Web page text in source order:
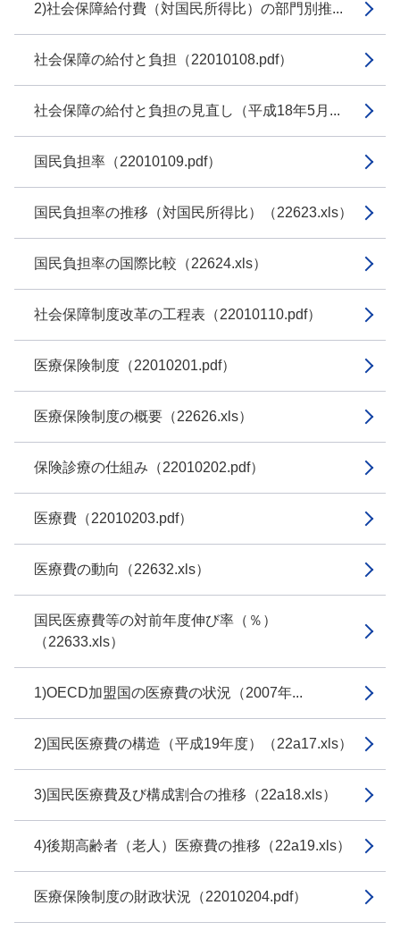
2)社会保障給付費（対国民所得比）の部門別推...
社会保障の給付と負担（22010108.pdf）
社会保障の給付と負担の見直し（平成18年5月...
国民負担率（22010109.pdf）
国民負担率の推移（対国民所得比）（22623.xls）
国民負担率の国際比較（22624.xls）
社会保障制度改革の工程表（22010110.pdf）
医療保険制度（22010201.pdf）
医療保険制度の概要（22626.xls）
保険診療の仕組み（22010202.pdf）
医療費（22010203.pdf）
医療費の動向（22632.xls）
国民医療費等の対前年度伸び率（％）
（22633.xls）
1)OECD加盟国の医療費の状況（2007年...
2)国民医療費の構造（平成19年度）（22a17.xls）
3)国民医療費及び構成割合の推移（22a18.xls）
4)後期高齢者（老人）医療費の推移（22a19.xls）
医療保険制度の財政状況（22010204.pdf）